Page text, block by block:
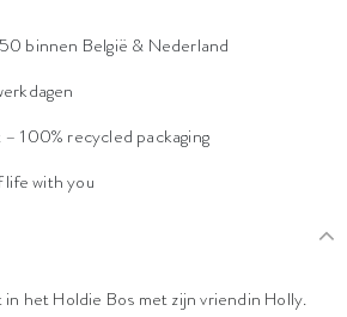
binnen België & Nederland
100% recycled packaging
life with you
in het Holdie Bos met zijn vriendin Holly.